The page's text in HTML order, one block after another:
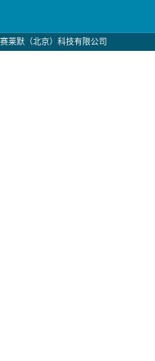
赛莱默（北京）科技有限公司